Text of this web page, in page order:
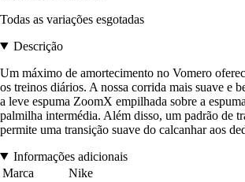
Todas as variações esgotadas
Descrição
Um máximo de amortecimento no Vomero
os treinos diários. A nossa corrida mais suave e
a leve espuma ZoomX empilhada sobre a
palmilha intermédia. Além disso, um padrão de
permite uma transição suave do calcanhar aos
Informações adicionais
Marca
Nike